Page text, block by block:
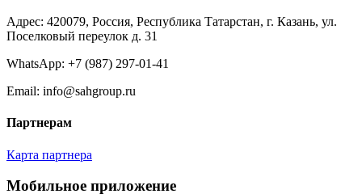
Адрес: 420079, Россия, Республика Татарстан, г. Казань, ул.
Поселковый переулок д. 31
WhatsApp: +7 (987) 297-01-41
Email: info@sahgroup.ru
Партнерам
Карта партнера
Мобильное приложение